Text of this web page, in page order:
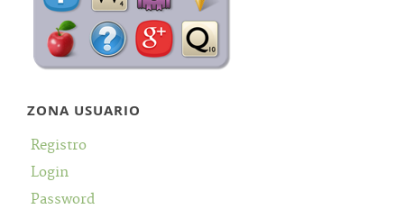
ZONA USUARIO
Registro
Login
Password